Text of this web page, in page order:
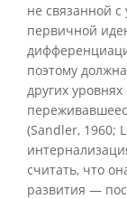
не связанной с
первичной
поэтому
других
(Sandler, 1960;
считать, что
развития —